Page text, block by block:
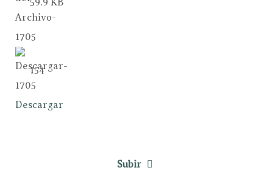
59.9 KB
154
Descargar
Subir